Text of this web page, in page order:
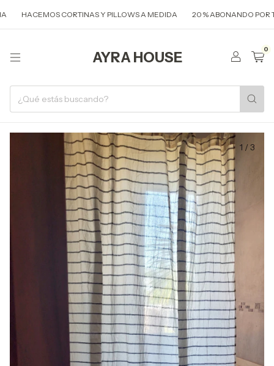
CORTINAS Y PILLOWS A MEDIDA 20 % ABONANDO POR
AYRA HOUSE 0
1 /3